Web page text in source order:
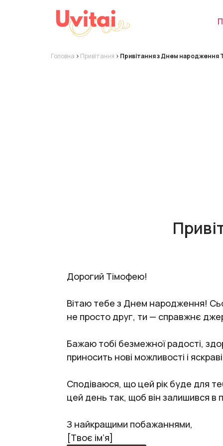
Головна > Привітання > Привітання з Днем народження
Дорогий Тімофею!
Вітаю тебе з Днем народження!
не просто друг, ти — справжнє
Бажаю тобі безмежної радості,
приносить нові можливості і
Сподіваюся, що цей рік буде для
цей день так, щоб він залишився в
З найкращими побажаннями,
[Твоє ім’я]